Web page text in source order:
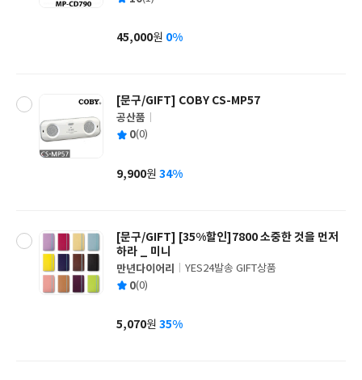
쓴
출
사
가
45,000원 0%
[문구/GIFT] COBY CS-MP57
글
쓴
공산품
출
사
평 0(0)
가
9,900원 34%
[문구/GIFT] [35%할인]7800 소중한 것을 먼저
하라 _ 미니
글
쓴
만년다이어리
출
사
YES24발송 GIFT상품
평 0(0)
가
5,070원 35%